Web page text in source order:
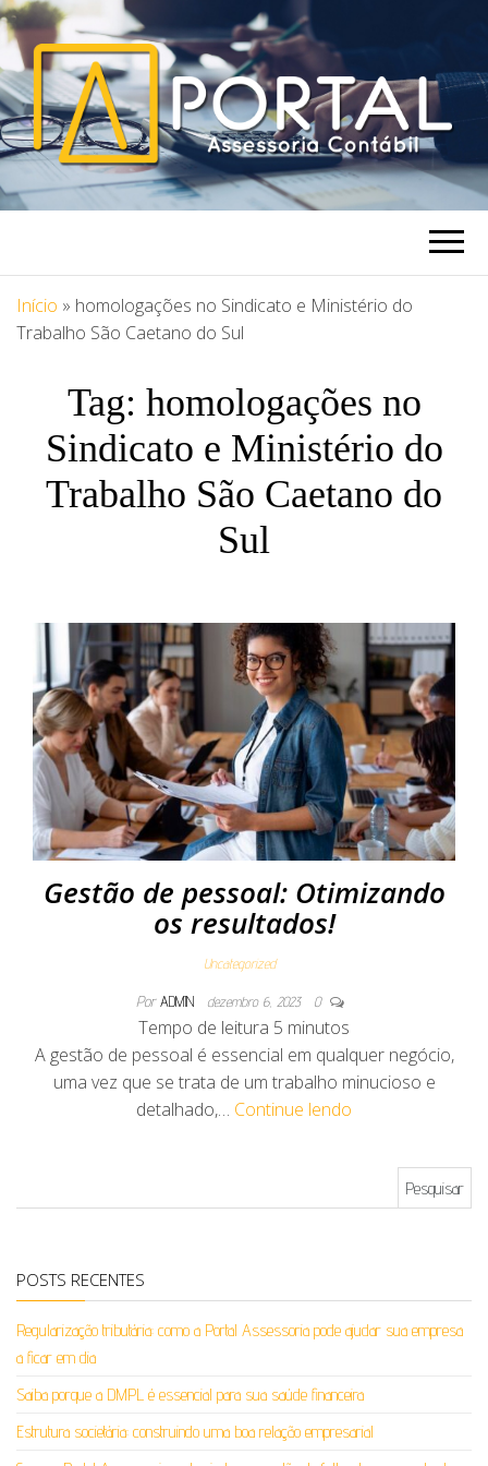
PORTAL
ASSESSORIA
Blog Portal Assessoria
Início » homologações no Sindicato e Ministério do
Trabalho São Caetano do Sul
Tag: homologações no
Sindicato e Ministério do
Trabalho São Caetano do
Sul
Gestão de pessoal: Otimizando
os resultados!
Uncategorized
Por ADMIN dezembro 6, 2023 0
Tempo de leitura 5 minutos
A gestão de pessoal é essencial em qualquer negócio,
uma vez que se trata de um trabalho minucioso e
detalhado,… Continue lendo
POSTS RECENTES
Regularização tributária: como a Portal Assessoria pode ajudar sua empresa
a ficar em dia
Saiba porque a DMPL é essencial para sua saúde financeira
Estrutura societária: construindo uma boa relação empresarial